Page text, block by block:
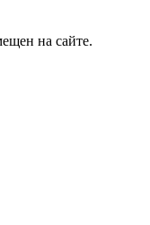
на сайте.